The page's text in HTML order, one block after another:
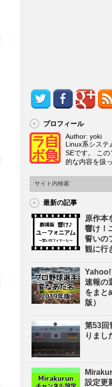
プロフィール
Author: yoki
Linux系システ
SEです。 こ
的な内容を扱
最新の記事
原作本
響け！
誓いの
観に行
Yahoo!
速報の
をまと
版）
第53回
りまし
設定更